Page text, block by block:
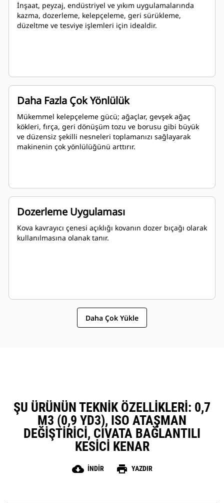
İnşaat, peyzaj, endüstriyel ve yıkım uygulamalarında
kazma, dozerleme, kelepçeleme, geri sürükleme,
düzeltme ve tesviye işlemleri için idealdir.
Daha Fazla Çok Yönlülük
Mükemmel kelepçeleme gücü; ağaçlar, gevşek ağaç
kökleri, fırça, geri dönüşüm tozu ve borusu gibi büyük
ve düzensiz şekilli nesneleri toplamanızı sağlayarak
makinenin çok yönlülüğünü arttırır.
Dozerleme Uygulaması
Kova kavrayıcı çenesi açıklığı kovanın dozer bıçağı olarak
kullanılmasına olanak tanır.
Daha Çok Yükle
ŞU ÜRÜNÜN TEKNIK ÖZELLIKLERI: 0,7
M3 (0,9 YD3), ISO ATAŞMAN
DEĞIŞTIRICI, CIVATA BAĞLANTILI
KESICI KENAR
cloud_download İNDIR print YAZDIR